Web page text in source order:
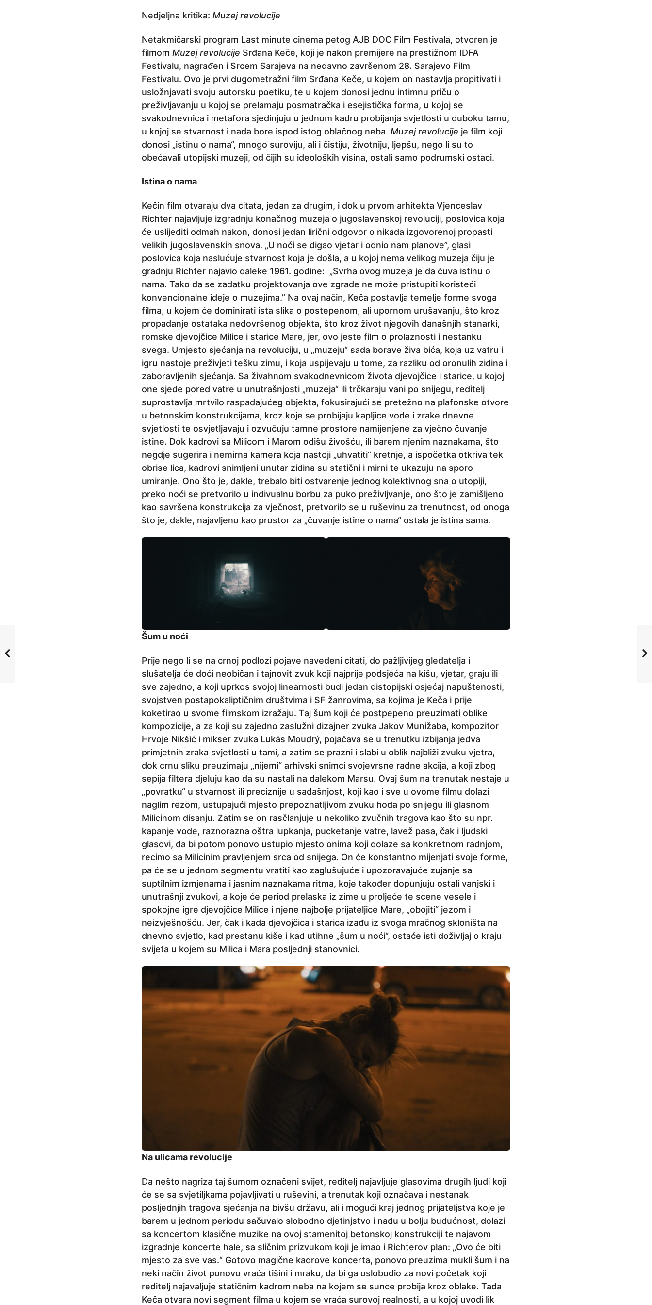
Nedjeljna kritika: Muzej revolucije
Netakmičarski program Last minute cinema petog AJB DOC Film Festivala, otvoren je
filmom Muzej revolucije Srđana Keče, koji je nakon premijere na prestižnom IDFA
Festivalu, nagrađen i Srcem Sarajeva na nedavno završenom 28. Sarajevo Film
Festivalu. Ovo je prvi dugometražni film Srđana Keče, u kojem on nastavlja propitivati i
usložnjavati svoju autorsku poetiku, te u kojem donosi jednu intimnu priču o
preživljavanju u kojoj se prelamaju posmatračka i esejistička forma, u kojoj se
svakodnevnica i metafora sjedinjuju u jednom kadru probijanja svjetlosti u duboku tamu,
u kojoj se stvarnost i nada bore ispod istog oblačnog neba. Muzej revolucije je film koji
donosi „istinu o nama“, mnogo suroviju, ali i čistiju, životniju, ljepšu, nego li su to
obećavali utopijski muzeji, od čijih su ideoloških visina, ostali samo podrumski ostaci.
Istina o nama
Kečin film otvaraju dva citata, jedan za drugim, i dok u prvom arhitekta Vjenceslav
Richter najavljuje izgradnju konačnog muzeja o jugoslavenskoj revoluciji, poslovica koja
će uslijediti odmah nakon, donosi jedan lirični odgovor o nikada izgovorenoj propasti
velikih jugoslavenskih snova. „U noći se digao vjetar i odnio nam planove”, glasi
poslovica koja naslućuje stvarnost koja je došla, a u kojoj nema velikog muzeja čiju je
gradnju Richter najavio daleke 1961. godine: „Svrha ovog muzeja je da čuva istinu o
nama. Tako da se zadatku projektovanja ove zgrade ne može pristupiti koristeći
konvencionalne ideje o muzejima.” Na ovaj način, Keča postavlja temelje forme svoga
filma, u kojem će dominirati ista slika o postepenom, ali upornom urušavanju, što kroz
propadanje ostataka nedovršenog objekta, što kroz život njegovih današnjih stanarki,
romske djevojčice Milice i starice Mare, jer, ovo jeste film o prolaznosti i nestanku
svega. Umjesto sjećanja na revoluciju, u „muzeju“ sada borave živa bića, koja uz vatru i
igru nastoje preživjeti tešku zimu, i koja uspijevaju u tome, za razliku od oronulih zidina i
zaboravljenih sjećanja. Sa živahnom svakodnevnicom života djevojčice i starice, u kojoj
one sjede pored vatre u unutrašnjosti „muzeja“ ili trčkaraju vani po snijegu, reditelj
suprostavlja mrtvilo raspadajućeg objekta, fokusirajući se pretežno na plafonske otvore
u betonskim konstrukcijama, kroz koje se probijaju kapljice vode i zrake dnevne
svjetlosti te osvjetljavaju i ozvučuju tamne prostore namijenjene za vječno čuvanje
istine. Dok kadrovi sa Milicom i Marom odišu živošću, ili barem njenim naznakama, što
negdje sugerira i nemirna kamera koja nastoji „uhvatiti“ kretnje, a ispočetka otkriva tek
obrise lica, kadrovi snimljeni unutar zidina su statični i mirni te ukazuju na sporo
umiranje. Ono što je, dakle, trebalo biti ostvarenje jednog kolektivnog sna o utopiji,
preko noći se pretvorilo u indivualnu borbu za puko preživljvanje, ono što je zamišljeno
kao savršena konstrukcija za vječnost, pretvorilo se u ruševinu za trenutnost, od onoga
što je, dakle, najavljeno kao prostor za „čuvanje istine o nama“ ostala je istina sama.
Šum u noći
Prije nego li se na crnoj podlozi pojave navedeni citati, do pažljivijeg gledatelja i
slušatelja će doći neobičan i tajnovit zvuk koji najprije podsjeća na kišu, vjetar, graju ili
sve zajedno, a koji uprkos svojoj linearnosti budi jedan distopijski osjećaj napuštenosti,
svojstven postapokaliptičnim društvima i SF žanrovima, sa kojima je Keča i prije
koketirao u svome filmskom izražaju. Taj šum koji će postpepeno preuzimati oblike
kompozicije, a za koji su zajedno zaslužni dizajner zvuka Jakov Munižaba, kompozitor
Hrvoje Nikšić i mikser zvuka Lukás Moudrý, pojačava se u trenutku izbijanja jedva
primjetnih zraka svjetlosti u tami, a zatim se prazni i slabi u oblik najbliži zvuku vjetra,
dok crnu sliku preuzimaju „nijemi“ arhivski snimci svojevrsne radne akcija, a koji zbog
sepija filtera djeluju kao da su nastali na dalekom Marsu. Ovaj šum na trenutak nestaje u
„povratku“ u stvarnost ili preciznije u sadašnjost, koji kao i sve u ovome filmu dolazi
naglim rezom, ustupajući mjesto prepoznatljivom zvuku hoda po snijegu ili glasnom
Milicinom disanju. Zatim se on rasčlanjuje u nekoliko zvučnih tragova kao što su npr.
kapanje vode, raznorazna oštra lupkanja, pucketanje vatre, lavež pasa, čak i ljudski
glasovi, da bi potom ponovo ustupio mjesto onima koji dolaze sa konkretnom radnjom,
recimo sa Milicinim pravljenjem srca od snijega. On će konstantno mijenjati svoje forme,
pa će se u jednom segmentu vratiti kao zaglušujuće i upozoravajuće zujanje sa
suptilnim izmjenama i jasnim naznakama ritma, koje također dopunjuju ostali vanjski i
unutrašnji zvukovi, a koje će period prelaska iz zime u proljeće te scene vesele i
spokojne igre djevojčice Milice i njene najbolje prijateljice Mare, „obojiti“ jezom i
neizvješnošću. Jer, čak i kada djevojčica i starica izađu iz svoga mračnog skloništa na
dnevno svjetlo, kad prestanu kiše i kad utihne „šum u noći“, ostaće isti doživljaj o kraju
svijeta u kojem su Milica i Mara posljednji stanovnici.
Na ulicama revolucije
Da nešto nagriza taj šumom označeni svijet, reditelj najavljuje glasovima drugih ljudi koji
će se sa svjetiljkama pojavljivati u ruševini, a trenutak koji označava i nestanak
posljednjih tragova sjećanja na bivšu državu, ali i mogući kraj jednog prijateljstva koje je
barem u jednom periodu sačuvalo slobodno djetinjstvo i nadu u bolju budućnost, dolazi
sa koncertom klasične muzike na ovoj stamenitoj betonskoj konstrukciji te najavom
izgradnje koncerte hale, sa sličnim prizvukom koji je imao i Richterov plan: „Ovo će biti
mjesto za sve vas.“ Gotovo magične kadrove koncerta, ponovo preuzima mukli šum i na
neki način život ponovo vraća tišini i mraku, da bi ga oslobodio za novi početak koji
reditelj najavaljuje statičnim kadrom neba na kojem se sunce probija kroz oblake. Tada
Keča otvara novi segment filma u kojem se vraća surovoj realnosti, a u kojoj uvodi lik